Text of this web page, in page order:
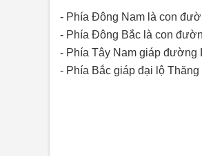
- Phía Đông Nam là con
- Phía Đông Bắc là con
- Phía Tây Nam giáp đường
- Phía Bắc giáp đại lộ Thăng